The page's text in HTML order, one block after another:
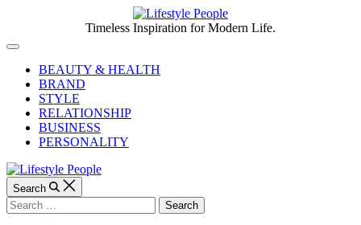
content
People
Timeless Inspiration for Modern Life.
Off
CanvasBEAUTY & HEALTH
BRAND
STYLE
RELATIONSHIP
BUSINESS
PERSONALITY
Search
Search
for: